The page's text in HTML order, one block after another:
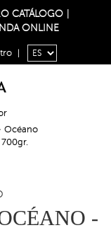
CATÁLOGO
ONLINE
Océano
-